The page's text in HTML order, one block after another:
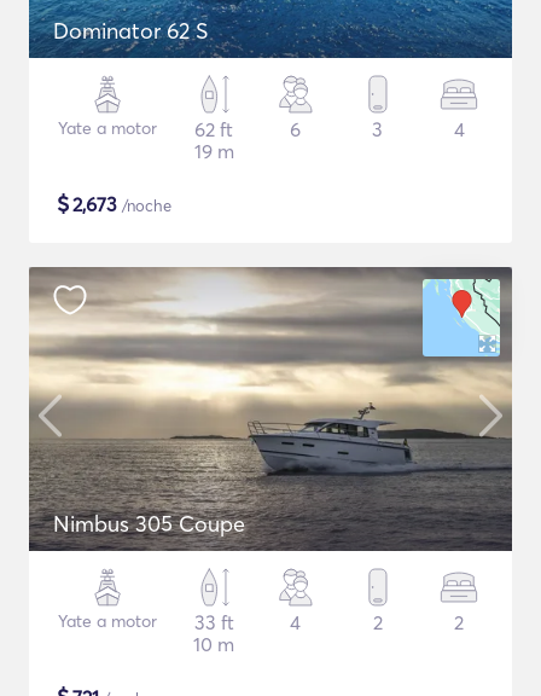
Dominator 62 S
Yate a motor
62 ft
19 m
6 3 4
$2,673 /noche
Nimbus 305 Coupe
Yate a motor
33 ft
10 m
4 2 2